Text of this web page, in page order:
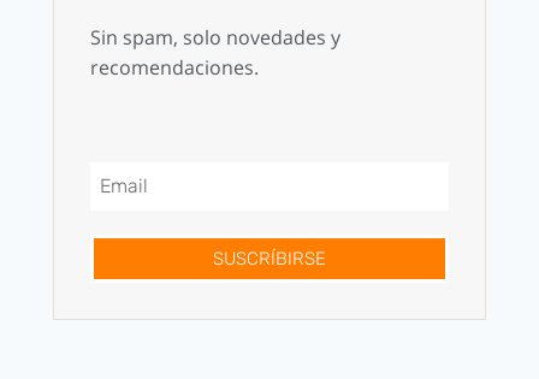
Sin spam, solo novedades y
recomendaciones.
SUSCRÍBIRSE